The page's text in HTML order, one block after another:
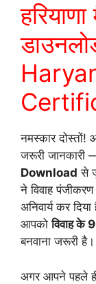
नमस्कार
जरूरी जानकारी
Download से
ने विवाह
अनिवार्य कर
आपकोविवाह के
बनवाना जरूरी है।
अगर आपने पहले